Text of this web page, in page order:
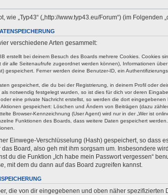
wie „Typ43“ („http://www.typ43.eu/Forum“) (im
verschiedene Arten gesammelt:
erstellt bei deinem Besuch des Boards mehrere Cookies. Cookies
dir alle Seitenaufrufe zugeordnet werden können), Informationen
gespeichert. Ferner werden deine Benutzer-ID, ein
gespeichert, die du bei der Registrierung, in deinem Profil oder
notwendig festgelegt wurden, so ist dies für dich vor deren
eine private Nachricht erstellst, so werden die dort
gespeichert: Löschen und Ändern von Beiträgen (dazu
Browser-Kennzeichnung (User Agent) wird nur in der „Wer ist
Funktionen des Boards, dass weitere Daten gespeichert
Einwege-Verschlüsselung (Hash) gespeichert, so dass
Board, also geh mit ihm sorgsam um. Insbesondere
du die Funktion „Ich habe mein Passwort vergessen“
mit dem du dann auf das Board zugreifen kannst.
die von dir eingegebenen und oben näher